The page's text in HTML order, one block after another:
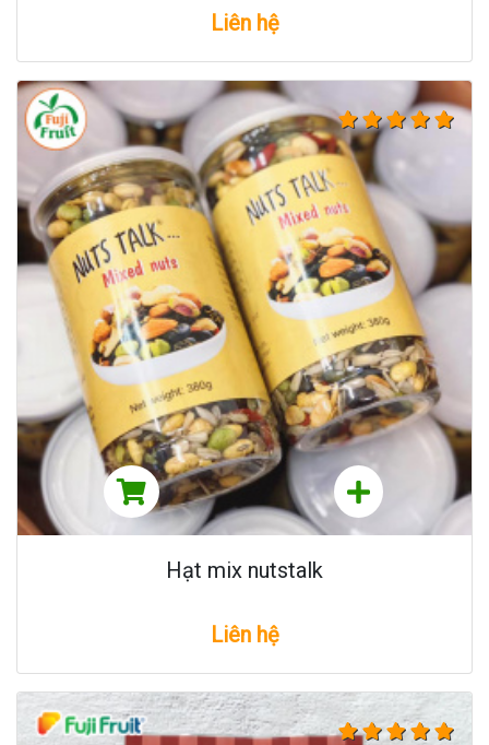
Liên hệ
Hạt mix nutstalk
Liên hệ